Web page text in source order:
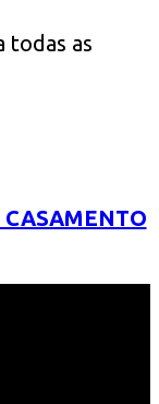
todas as
CASAMENTO